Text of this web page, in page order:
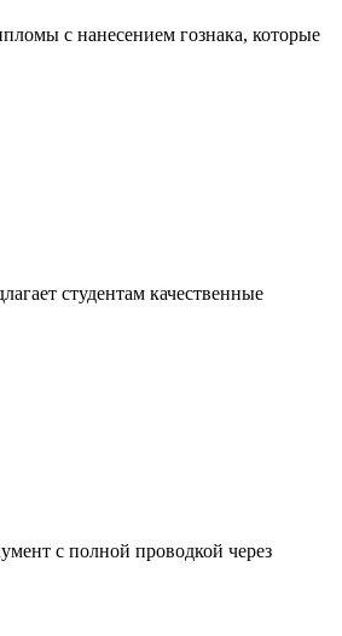
с нанесением гознака, которые
студентам качественные
с полной проводкой через